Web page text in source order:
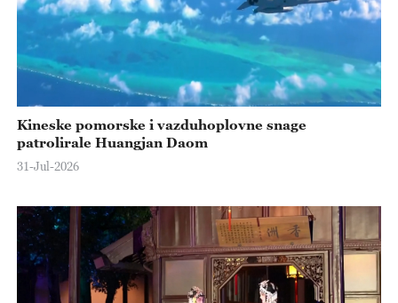
Kineske pomorske i vazduhoplovne snage
patrolirale Huangjan Daom
31-Jul-2026